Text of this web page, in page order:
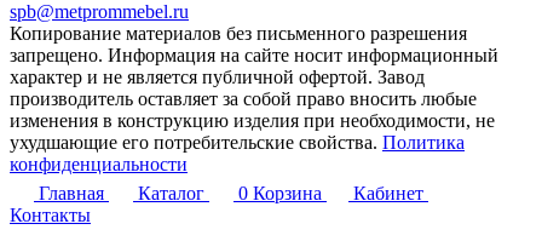
spb@metprommebel.ru
Копирование материалов без письменного разрешения
запрещено. Информация на сайте носит информационный
характер и не является публичной офертой. Завод
производитель оставляет за собой право вносить любые
изменения в конструкцию изделия при необходимости, не
ухудшающие его потребительские свойства. Политика
конфиденциальности
Главная
Каталог 0 Корзина
Кабинет
Контакты